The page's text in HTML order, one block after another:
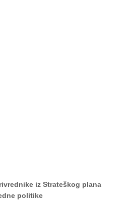
iz Strateškog plana
politike